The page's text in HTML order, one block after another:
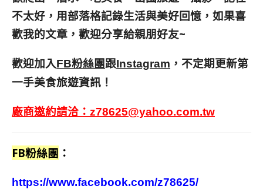
不太好，用部落格記錄生活與美好回憶， 如果喜
歡我的文章，歡迎分享給親朋好友~
歡迎加入FB粉絲團跟Instagram ，不定期更新第
一手美食旅遊資訊！
廠商邀約請洽： z78625@yahoo.com.tw
FB粉絲團 ：
https://www.facebook.com/z78625/